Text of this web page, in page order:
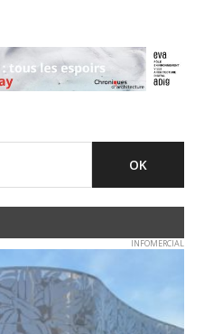
INFOMERCIAL